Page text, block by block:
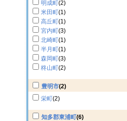
明成町(2)
米田町(1)
高丘町(1)
宮内町(3)
北崎町(1)
半月町(1)
森岡町(3)
柊山町(2)
豊明市(2)
栄町(2)
知多郡東浦町(6)